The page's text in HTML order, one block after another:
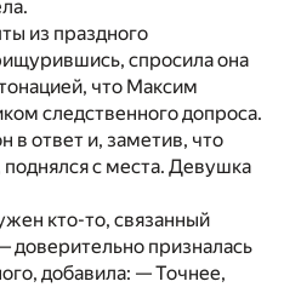
из праздного
спросила она
что Максим
следственного допроса.
в ответ и, заметив, что
с места. Девушка
кто-то, связанный
призналась
добавила: — Точнее,